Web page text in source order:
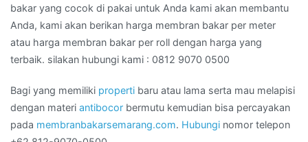
bakar yang cocok di pakai untuk Anda kami akan membantu
Anda, kami akan berikan harga membran bakar per meter
atau harga membran bakar per roll dengan harga yang
terbaik. silakan hubungi kami : 0812 9070 0500
Bagi yang memiliki properti baru atau lama serta mau melapisi
dengan materi antibocor bermutu kemudian bisa percayakan
pada membranbakarsemarang.com. Hubungi nomor telepon